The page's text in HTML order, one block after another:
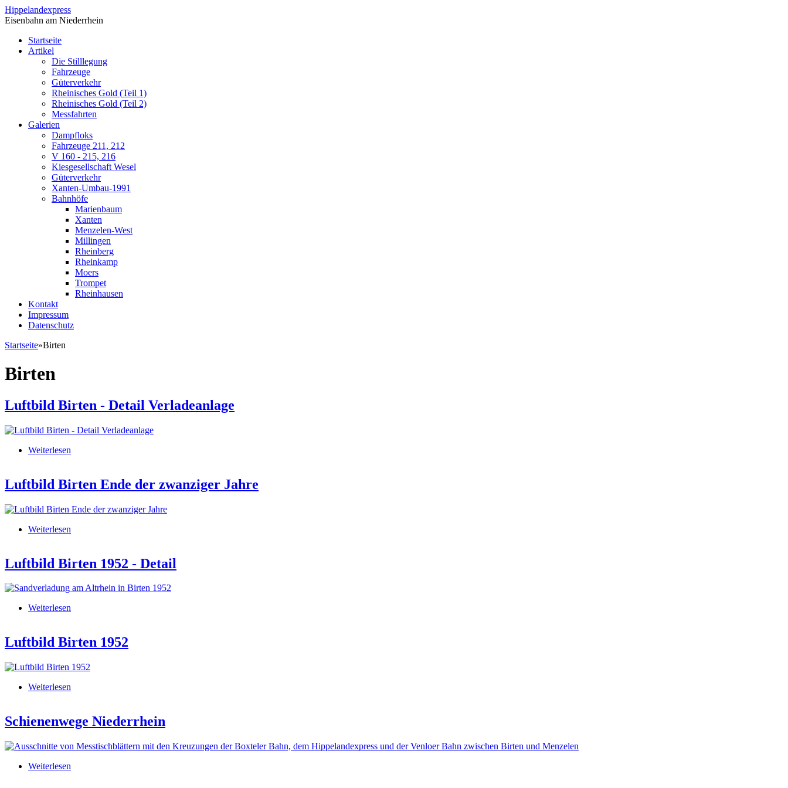
Direkt zum Inhalt
Hippelandexpress
Eisenbahn am Niederrhein
Startseite
Artikel
Die Stilllegung
Fahrzeuge
Güterverkehr
Rheinisches Gold (Teil 1)
Rheinisches Gold (Teil 2)
Messfahrten
Galerien
Dampfloks
Fahrzeuge 211, 212
V 160 - 215, 216
Kiesgesellschaft Wesel
Güterverkehr
Xanten-Umbau-1991
Bahnhöfe
Marienbaum
Xanten
Menzelen-West
Millingen
Rheinberg
Rheinkamp
Moers
Trompet
Rheinhausen
Kontakt
Impressum
Datenschutz
Startseite»Birten
Birten
Luftbild Birten - Detail Verladeanlage
Weiterlesen
Luftbild Birten Ende der zwanziger Jahre
Weiterlesen
Luftbild Birten 1952 - Detail
Weiterlesen
Luftbild Birten 1952
Weiterlesen
Schienenwege Niederrhein
Weiterlesen